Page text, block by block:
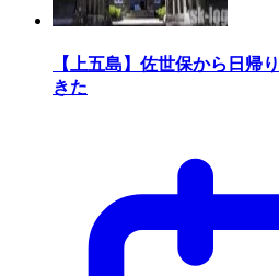
【上五島】佐世保から日帰
きた